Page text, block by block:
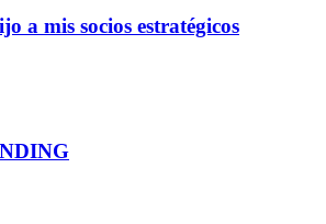
a mis socios estratégicos